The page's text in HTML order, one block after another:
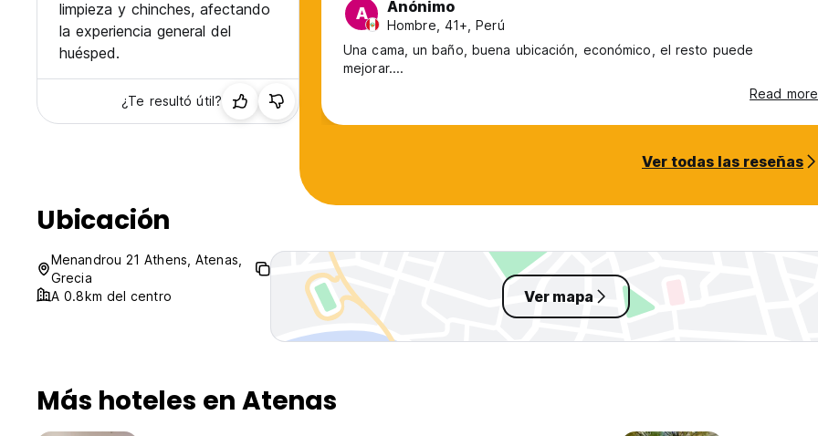
limpieza y chinches, afectando
la experiencia general del
huésped.
¿Te resultó útil?
A Anónimo
Hombre, 41+, Perú
Una cama, un baño, buena ubicación, económico, el resto puede
mejorar....
Read more
Ver todas las reseñas
Ubicación
Menandrou 21 Athens, Atenas,
Grecia
A 0.8km del centro
Ver mapa
Más hoteles en Atenas